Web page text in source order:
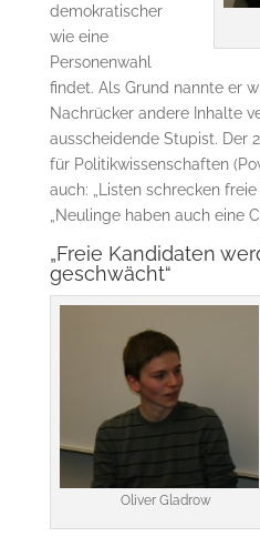
demokratischer
wie eine
Personenwahl
findet. Als Grund nannte er
Nachrücker andere Inhalte
ausscheidende Stupist. Der
für Politikwissenschaften
auch: „Listen schrecken
„Neulinge haben auch eine
„Freie Kandidaten
geschwächt“
Oliver Gladrow